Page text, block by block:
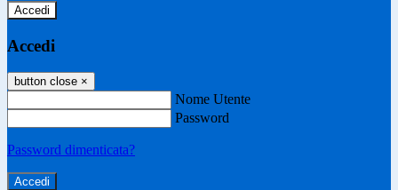
Accedi
Accedi
button close ×
Nome Utente
Password
Password dimenticata?